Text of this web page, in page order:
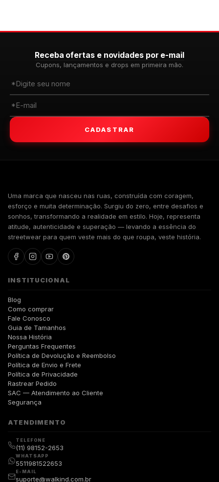
Receba ofertas e novidades por e-mail
Cupons, lançamentos e drops em primeira mão.
CADASTRAR
Uma marca que nasceu nas ruas, construída com coragem,
esforço e muita determinação. Surgiu do zero, entre desafios e
sonhos, transformando a realidade em estilo. Hoje, representa
atitude, autenticidade e superação — levando a essência do
streetwear para quem veste mais do que roupa, veste história.
INSTITUCIONAL
Blog
Como comprar
Fale Conosco
Guia de Tamanhos
Nossa História
Perguntas Frequentes
Política de Devolução e Reembolso
Política de Envio e Frete
Política de Privacidade
Rastrear Pedido
SAC — Atendimento ao Cliente
Segurança
ATENDIMENTO
TELEFONE
(11) 98152-2653
WHATSAPP
5511981522653
E-MAIL
suporte@walkind.com.br